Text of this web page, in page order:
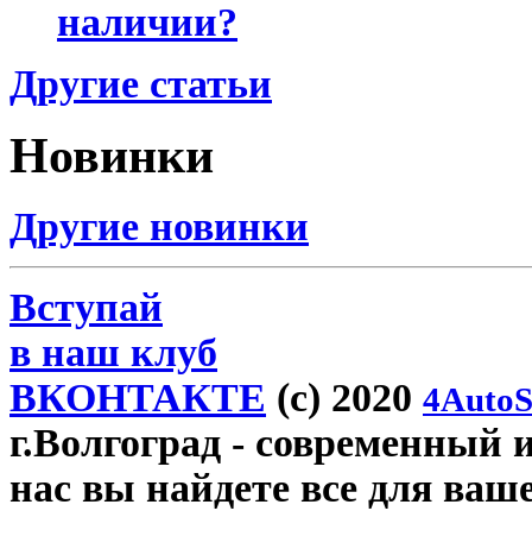
наличии?
Другие статьи
Новинки
Другие новинки
Вступай
в наш клуб
ВКОНТАКТЕ (c) 2020
г.Волгоград - современный
нас вы найдете все для